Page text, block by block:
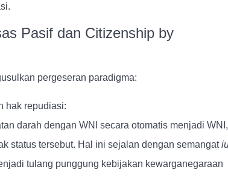
Pasif dan Citizenship by
pergeseran paradigma:
hak repudiasi:
darah dengan WNI secara otomatis menjadi WNI,
status tersebut. Hal ini sejalan dengan semangat
tulang punggung kebijakan kewarganegaraan